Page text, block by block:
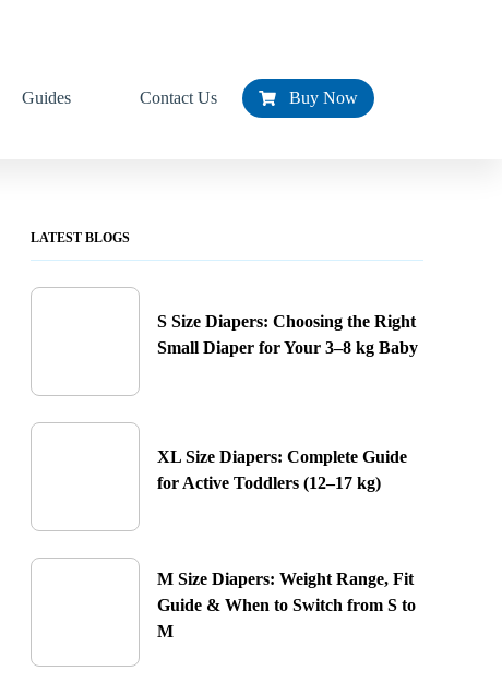
Guides Contact Us Buy Now
LATEST BLOGS
S Size Diapers: Choosing the Right
Small Diaper for Your 3–8 kg Baby
XL Size Diapers: Complete Guide
for Active Toddlers (12–17 kg)
M Size Diapers: Weight Range, Fit
Guide & When to Switch from S to
M